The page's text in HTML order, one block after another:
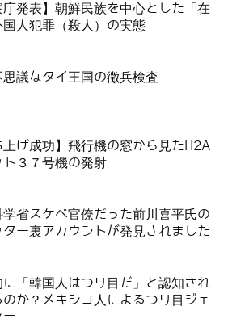
庁発表】朝鮮民族を中心とした「在
国人犯罪（殺人）の実態
思議なタイ王国の徴兵検査
上げ成功】飛行機の窓から見たH2A
ト３７号機の発射
学省スケベ官僚だった前川喜平氏の
ター裏アカウントが発見されました
に「韓国人はつり目だ」と認知され
のか？メキシコ人によるつり目ジェ
ー